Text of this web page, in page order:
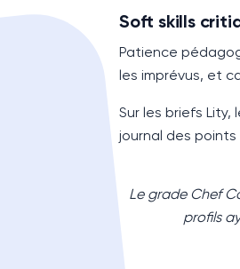
Soft skills
Patience
les imprévus, et
Sur les briefs
journal des
Le grade Chef
profils